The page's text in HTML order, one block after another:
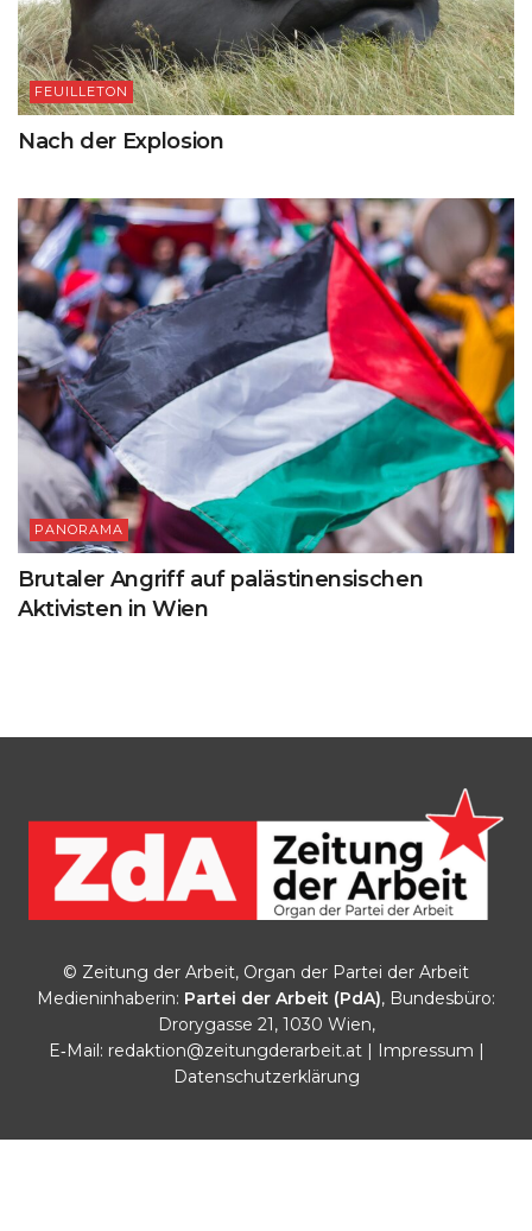
FEUILLETON
Nach der Explosion
PANORAMA
Brutaler Angriff auf palästinensischen
Aktivisten in Wien
© Zeitung der Arbeit, Organ der Partei der Arbeit
Medieninhaberin: Partei der Arbeit (PdA), Bundesbüro:
Drorygasse 21, 1030 Wien,
E‑Mail: redaktion@zeitungderarbeit.at| Impressum |
Datenschutzerklärung